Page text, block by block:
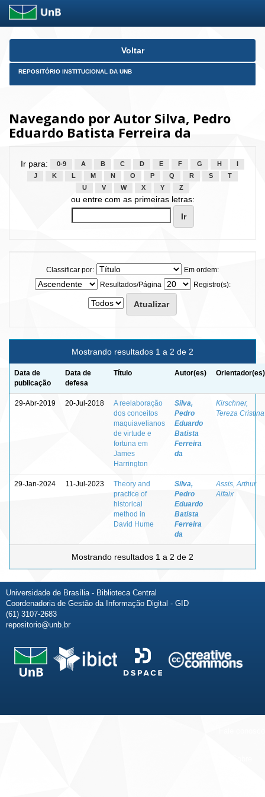
Skip
Voltar
REPOSITÓRIO INSTITUCIONAL DA UNB
Navegando por Autor Silva, Pedro
Eduardo Batista Ferreira da
Ir para: 0-9 A B C D E F G H
J
K L M N O P Q R S
T
U
V W X Y Z
ou entre com as primeiras letras:
Classificar por:
Em ordem:
Resultados/Página
Registro(s):
Mostrando resultados 1 a 2 de 2
Data de
publicação
Data de
defesa
Título Autor(es) Orientador(es)
29-Abr-2019 20-Jul-2018
A reelaboração
dos conceitos
maquiavelianos
de virtude e
fortuna em
James
Harrington
Silva,
Pedro
Eduardo
Batista
Ferreira
da
Kirschner,
Tereza Cristina
29-Jan-2024 11-Jul-2023
Theory and
practice of
historical
method in
David Hume
Silva,
Pedro
Eduardo
Batista
Ferreira
da
Assis, Arthur
Alfaix
Mostrando resultados 1 a 2 de 2
Universidade de Brasília - Biblioteca Central
Coordenadoria de Gestão da Informação Digital - GID
(61) 3107-2683
repositorio@unb.br